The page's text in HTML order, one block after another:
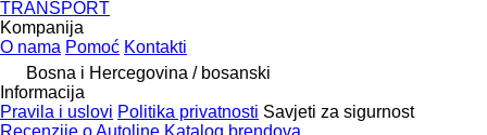
TRANSPORT
Kompanija
O nama Pomoć Kontakti
Bosna i Hercegovina / bosanski
Informacija
Pravila i uslovi Politika privatnosti Savjeti za sigurnost